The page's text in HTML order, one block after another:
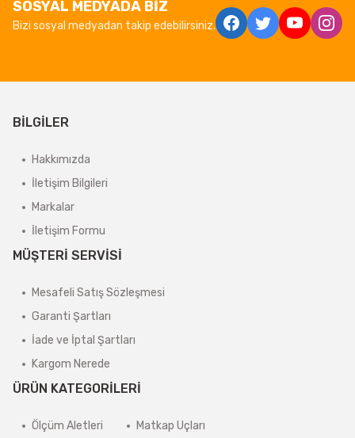
SOSYAL MEDYADA BİZ
Bizi sosyal medyadan takip edebilirsiniz.
BİLGİLER
Hakkımızda
İletişim Bilgileri
Markalar
İletişim Formu
MÜŞTERİ SERVİSİ
Mesafeli Satış Sözleşmesi
Garanti Şartları
İade ve İptal Şartları
Kargom Nerede
ÜRÜN KATEGORİLERİ
Ölçüm Aletleri
Matkap Uçları